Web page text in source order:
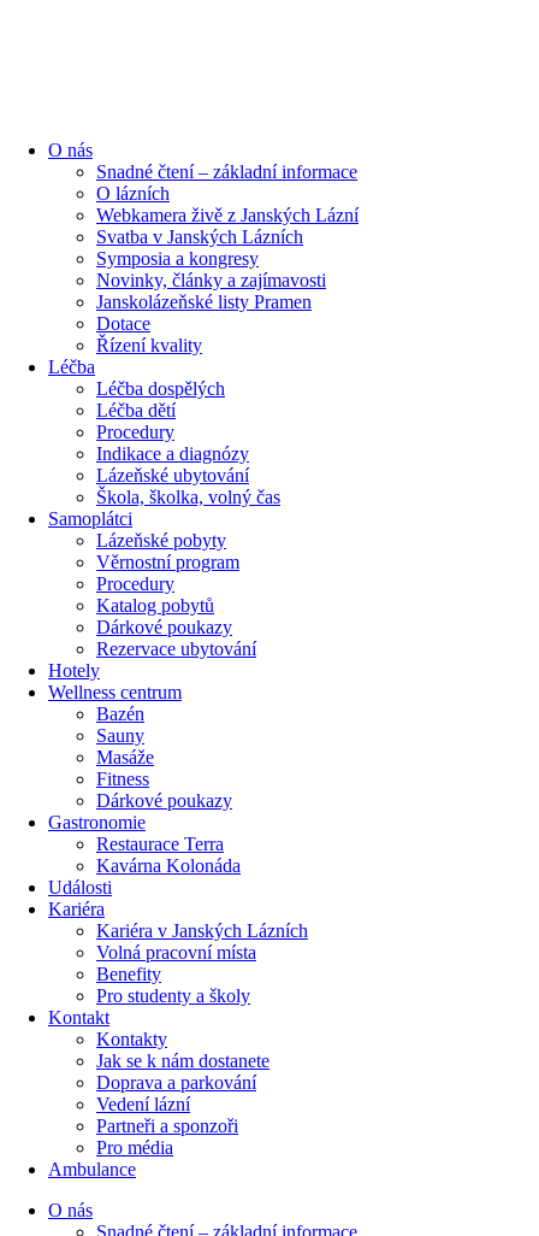
O nás
Snadné čtení – základní informace
O lázních
Webkamera živě z Janských Lázní
Svatba v Janských Lázních
Symposia a kongresy
Novinky, články a zajímavosti
Janskolázeňské listy Pramen
Dotace
Řízení kvality
Léčba
Léčba dospělých
Léčba dětí
Procedury
Indikace a diagnózy
Lázeňské ubytování
Škola, školka, volný čas
Samoplátci
Lázeňské pobyty
Věrnostní program
Procedury
Katalog pobytů
Dárkové poukazy​
Rezervace ubytování
Hotely
Wellness centrum
Bazén
Sauny
Masáže
Fitness
Dárkové poukazy​
Gastronomie
Restaurace Terra
Kavárna Kolonáda
Události
Kariéra
Kariéra v Janských Lázních
Volná pracovní místa
Benefity
Pro studenty a školy
Kontakt
Kontakty
Jak se k nám dostanete
Doprava a parkování
Vedení lázní
Partneři a sponzoři
Pro média
Ambulance
O nás
Snadné čtení – základní informace